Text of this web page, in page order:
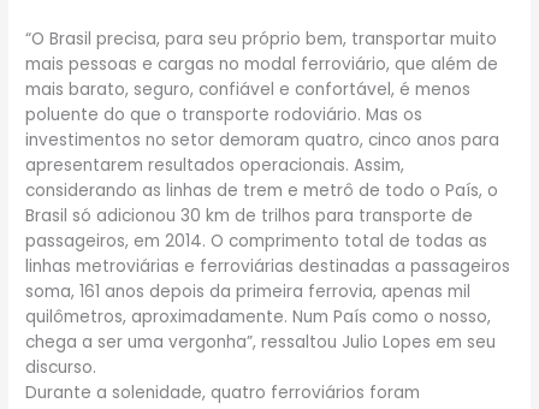
“O Brasil precisa, para seu próprio bem, transportar muito
mais pessoas e cargas no modal ferroviário, que além de
mais barato, seguro, confiável e confortável, é menos
poluente do que o transporte rodoviário. Mas os
investimentos no setor demoram quatro, cinco anos para
apresentarem resultados operacionais. Assim,
considerando as linhas de trem e metrô de todo o País, o
Brasil só adicionou 30 km de trilhos para transporte de
passageiros, em 2014. O comprimento total de todas as
linhas metroviárias e ferroviárias destinadas a passageiros
soma, 161 anos depois da primeira ferrovia, apenas mil
quilômetros, aproximadamente. Num País como o nosso,
chega a ser uma vergonha”, ressaltou Julio Lopes em seu
discurso.
Durante a solenidade, quatro ferroviários foram